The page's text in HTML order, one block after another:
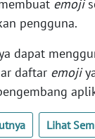
emoji
pengguna.
dapat
daftar emoji
Lihat